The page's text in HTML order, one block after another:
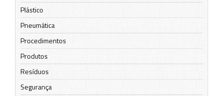
Plástico
Pneumática
Procedimentos
Produtos
Resíduos
Segurança